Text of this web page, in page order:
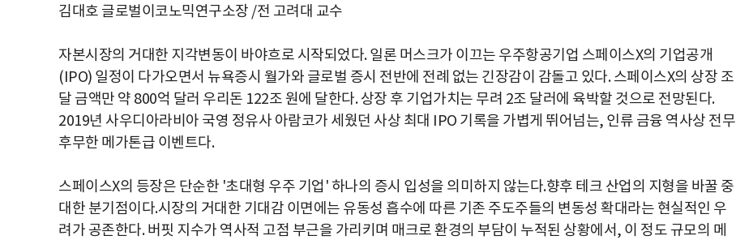
김대호 글로벌이코노믹연구소장 /전 고려대 교수
자본시장의 거대한 지각변동이 바야흐로 시작되었다. 일론 머스크가 이끄는 우주항공기업 스페이스X의 기업공개
(IPO) 일정이 다가오면서 뉴욕증시 월가와 글로벌 증시 전반에 전례 없는 긴장감이 감돌고 있다. 스페이스X의 상장 조
달 금액만 약 800억 달러 우리돈 122조 원에 달한다. 상장 후 기업가치는 무려 2조 달러에 육박할 것으로 전망된다.
2019년 사우디아라비아 국영 정유사 아람코가 세웠던 사상 최대 IPO 기록을 가볍게 뛰어넘는, 인류 금융 역사상 전무
후무한 메가톤급 이벤트다.
스페이스X의 등장은 단순한 '초대형 우주 기업' 하나의 증시 입성을 의미하지 않는다.향후 테크 산업의 지형을 바꿀 중
대한 분기점이다.시장의 거대한 기대감 이면에는 유동성 흡수에 따른 기존 주도주들의 변동성 확대라는 현실적인 우
려가 공존한다. 버핏 지수가 역사적 고점 부근을 가리키며 매크로 환경의 부담이 누적된 상황에서, 이 정도 규모의 메